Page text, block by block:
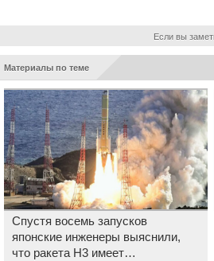
Если вы
Материалы по теме
Спустя восемь запусков
японские инженеры выяснили,
что ракета H3 имеет